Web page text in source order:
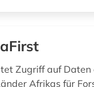
Zugriff auf Daten
Afrikas für